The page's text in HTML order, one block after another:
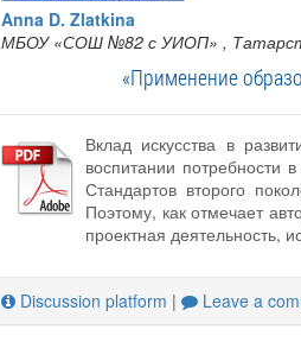
Anna D. Zlatkina
МБОУ «СОШ №82 с УИОП» ,
«Применение
Вклад искусства в
воспитании потребности
Стандартов второго
Поэтому, как отмечает
проектная деятельность,
Discussion platform | Leave a